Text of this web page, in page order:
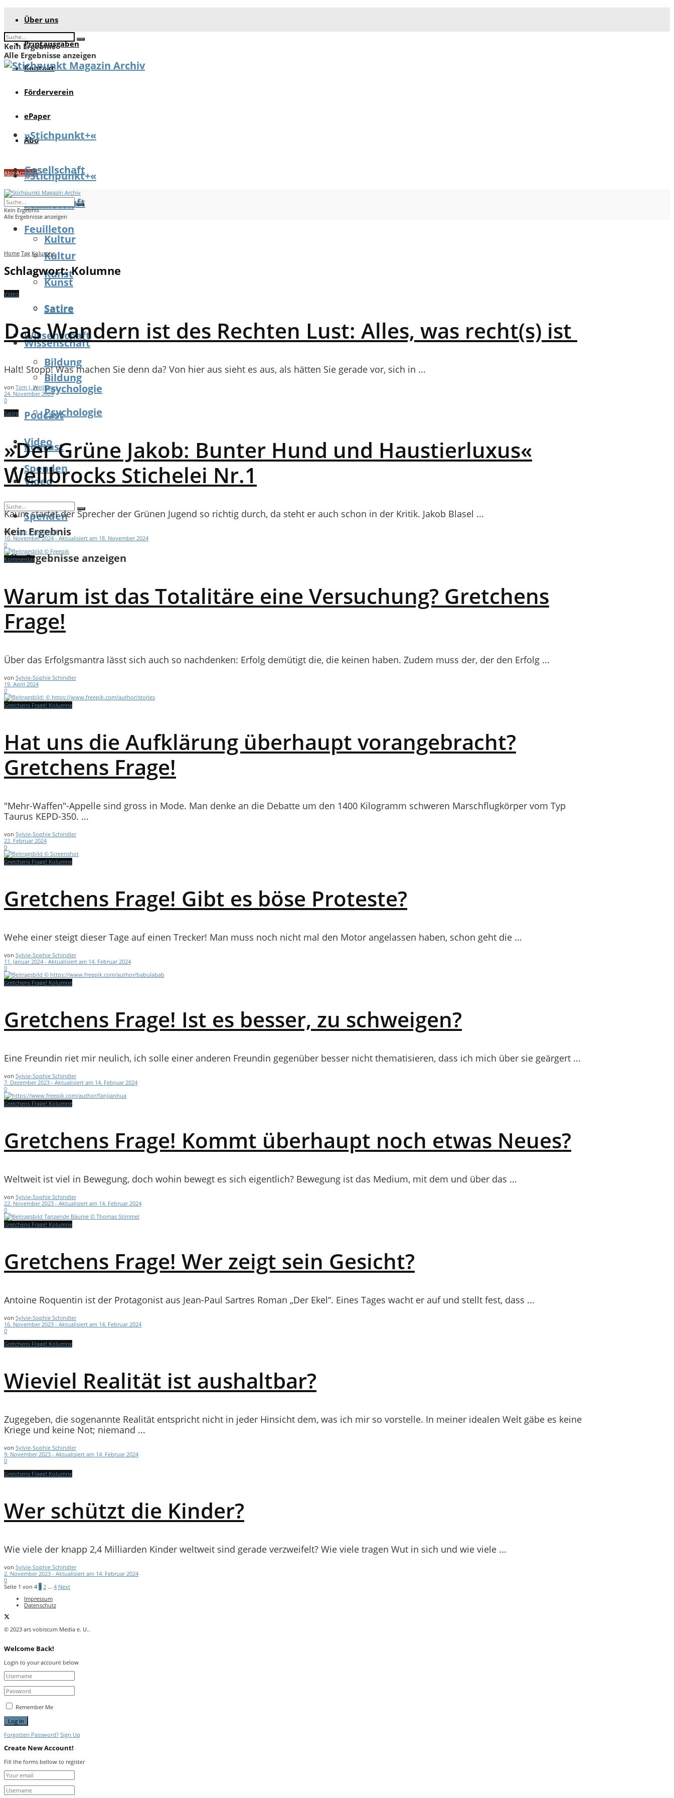
Über uns
Printausgaben
Kontakt
Förderverein
ePaper
Abo
Abo Account
Kein Ergebnis
Alle Ergebnisse anzeigen
»Stichpunkt+«
Gesellschaft
Feuilleton
Kultur
Kunst
Satire
Wissenschaft
Bildung
Psychologie
Podcast
Video
Spenden
»Stichpunkt+«
Gesellschaft
Feuilleton
Kultur
Kunst
Satire
Wissenschaft
Bildung
Psychologie
Podcast
Video
Spenden
Kein Ergebnis
Alle Ergebnisse anzeigen
Kein Ergebnis
Alle Ergebnisse anzeigen
Home Tag Kolumne
Schlagwort:Kolumne
Video
Das Wandern ist des Rechten Lust: Alles, was recht(s) ist
Halt! Stopp! Was machen Sie denn da? Von hier aus sieht es aus, als hätten Sie gerade vor, sich in ...
von Tom J. Wellbrock
24. November 2024
0
Satire
»Der Grüne Jakob: Bunter Hund und Haustierluxus«
Wellbrocks Stichelei Nr.1
Kaum startet der Sprecher der Grünen Jugend so richtig durch, da steht er auch schon in der Kritik. Jakob Blasel ...
von Tom J. Wellbrock
10. November 2024 - Aktualisiert am 18. November 2024
0
Kommentar
Warum ist das Totalitäre eine Versuchung? Gretchens
Frage!
Über das Erfolgsmantra lässt sich auch so nachdenken: Erfolg demütigt die, die keinen haben. Zudem muss der, der den Erfolg ...
von Sylvie-Sophie Schindler
19. April 2024
0
Gretchens Frage! Kolumne
Hat uns die Aufklärung überhaupt vorangebracht?
Gretchens Frage!
"Mehr-Waffen"-Appelle sind gross in Mode. Man denke an die Debatte um den 1400 Kilogramm schweren Marschflugkörper vom Typ
Taurus KEPD-350. ...
von Sylvie-Sophie Schindler
22. Februar 2024
0
Gretchens Frage! Kolumne
Gretchens Frage! Gibt es böse Proteste?
Wehe einer steigt dieser Tage auf einen Trecker! Man muss noch nicht mal den Motor angelassen haben, schon geht die ...
von Sylvie-Sophie Schindler
11. Januar 2024 - Aktualisiert am 14. Februar 2024
0
Gretchens Frage! Kolumne
Gretchens Frage! Ist es besser, zu schweigen?
Eine Freundin riet mir neulich, ich solle einer anderen Freundin gegenüber besser nicht thematisieren, dass ich mich über sie geärgert ...
von Sylvie-Sophie Schindler
7. Dezember 2023 - Aktualisiert am 14. Februar 2024
0
Gretchens Frage! Kolumne
Gretchens Frage! Kommt überhaupt noch etwas Neues?
Weltweit ist viel in Bewegung, doch wohin bewegt es sich eigentlich? Bewegung ist das Medium, mit dem und über das ...
von Sylvie-Sophie Schindler
22. November 2023 - Aktualisiert am 14. Februar 2024
0
Gretchens Frage! Kolumne
Gretchens Frage! Wer zeigt sein Gesicht?
Antoine Roquentin ist der Protagonist aus Jean-Paul Sartres Roman „Der Ekel“. Eines Tages wacht er auf und stellt fest, dass ...
von Sylvie-Sophie Schindler
16. November 2023 - Aktualisiert am 14. Februar 2024
0
Gretchens Frage! Kolumne
Wieviel Realität ist aushaltbar?
Zugegeben, die sogenannte Realität entspricht nicht in jeder Hinsicht dem, was ich mir so vorstelle. In meiner idealen Welt gäbe es keine
Kriege und keine Not; niemand ...
von Sylvie-Sophie Schindler
9. November 2023 - Aktualisiert am 14. Februar 2024
0
Gretchens Frage! Kolumne
Wer schützt die Kinder?
Wie viele der knapp 2,4 Milliarden Kinder weltweit sind gerade verzweifelt? Wie viele tragen Wut in sich und wie viele ...
von Sylvie-Sophie Schindler
2. November 2023 - Aktualisiert am 14. Februar 2024
0
Seite 1 von 4 1 2 … 4 Next
Impressum
Datenschutz
© 2023 ars vobiscum Media e. U..
Welcome Back!
Login to your account below
Remember Me
Forgotten Password? Sign Up
Create New Account!
Fill the forms bellow to register